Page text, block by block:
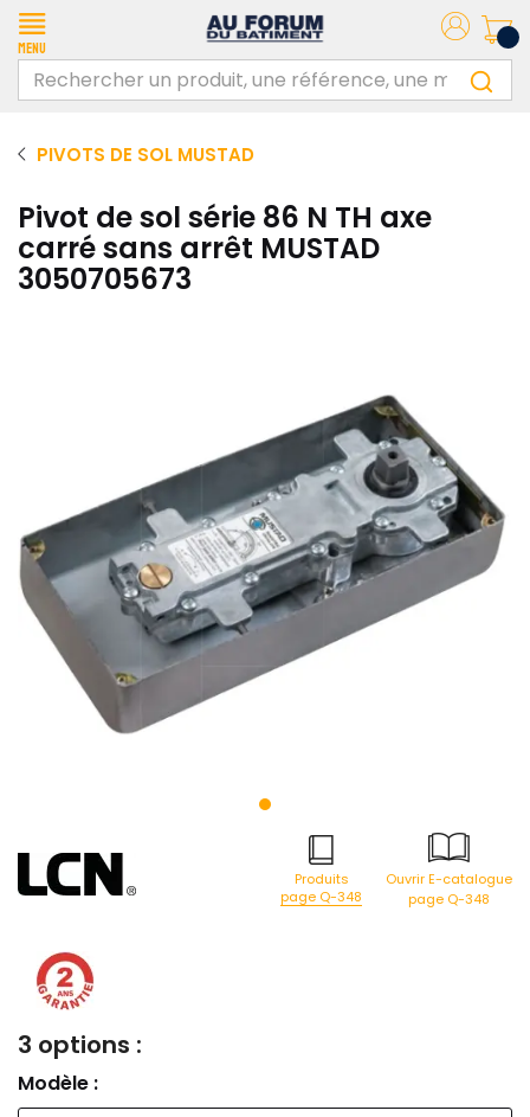
Menu
PIVOTS DE SOL MUSTAD
Pivot de sol série 86 N TH axe
carré sans arrêt MUSTAD
3050705673
Produits
page Q-348
Ouvrir E-catalogue
page Q-348
3 options :
Modèle :